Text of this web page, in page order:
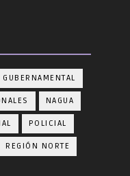
GUBERNAMENTAL
NAGUA
POLICIAL
REGIÓN NORTE